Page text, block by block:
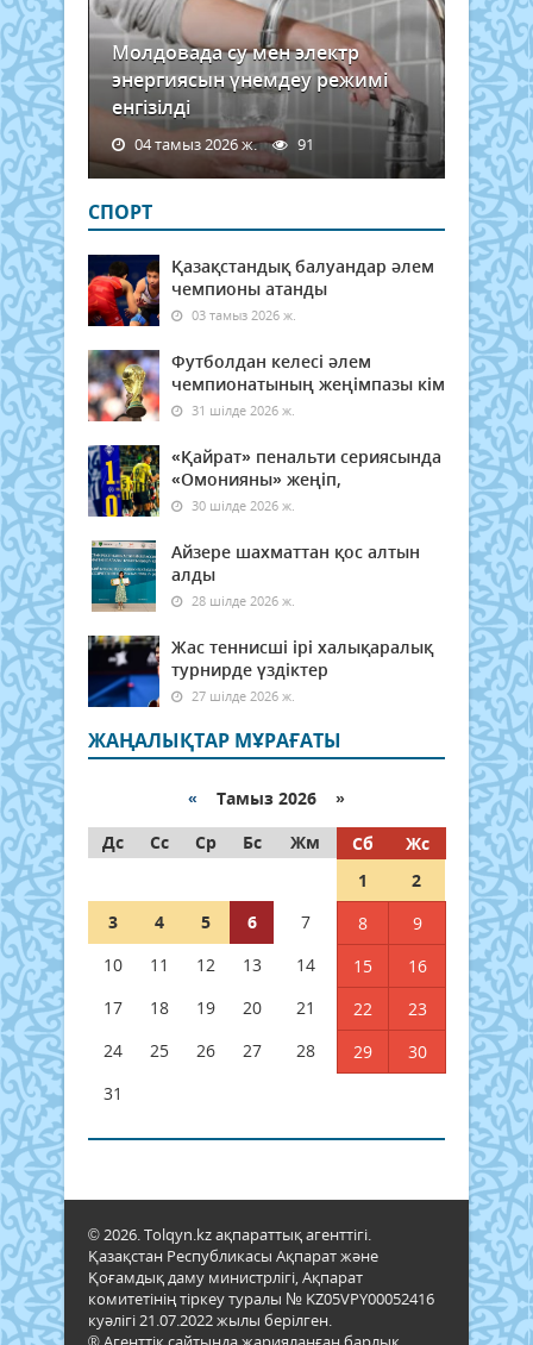
Молдовада су мен электр
энергиясын үнемдеу режимі
енгізілді
04 тамыз 2026 ж. 91
СПОРТ
Қазақстандық балуандар әлем
чемпионы атанды
03 тамыз 2026 ж.
Футболдан келесі әлем
чемпионатының жеңімпазы кім
31 шілде 2026 ж.
«Қайрат» пенальти сериясында
«Омонияны» жеңіп,
30 шілде 2026 ж.
Айзере шахматтан қос алтын
алды
28 шілде 2026 ж.
Жас теннисші ірі халықаралық
турнирде үздіктер
27 шілде 2026 ж.
ЖАҢАЛЫҚТАР МҰРАҒАТЫ
« Тамыз 2026 »
Дс
Сс Ср Бс Жм Сб
Жс
1
2
3
4 5 6 7 8
9
10
11 12 13 14 15
16
17
18 19 20 21 22
23
24
25 26 27 28 29
30
31
© 2026. Tolqyn.kz ақпараттық агенттігі.
Қазақстан Республикасы Ақпарат және
Қоғамдық даму министрлігі, Ақпарат
комитетінің тіркеу туралы № KZ05VPY00052416
куәлігі 21.07.2022 жылы берілген.